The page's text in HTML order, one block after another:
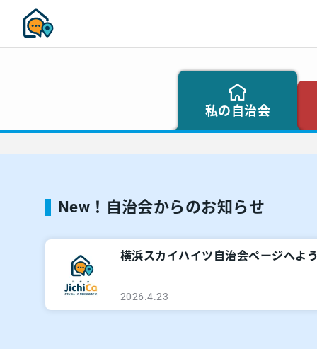
私の自治会
New！自治会からのお知らせ
横浜スカイハイツ自治会ページへよ
2026.4.23